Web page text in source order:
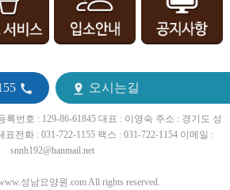
  오시는길
번호 : 129-86-61845 대표 : 이영숙 주소 : 경기도 성
전화 : 031-722-1155 팩스 : 031-722-1154 이메일 :
snnh192@hanmail.net
성남요양원.com All rights reserved.